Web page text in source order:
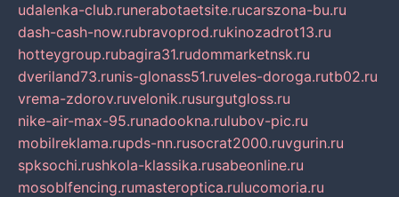
udalenka-club.runerabotaetsite.rucarszona-bu.ru
dash-cash-now.rubravoprod.rukinozadrot13.ru
hotteygroup.rubagira31.rudommarketnsk.ru
dveriland73.runis-glonass51.ruveles-doroga.rutb02.ru
vrema-zdorov.ruvelonik.rusurgutgloss.ru
nike-air-max-95.runadookna.rulubov-pic.ru
mobilreklama.rupds-nn.rusocrat2000.ruvgurin.ru
spksochi.rushkola-klassika.rusabeonline.ru
mosoblfencing.rumasteroptica.rulucomoria.ru